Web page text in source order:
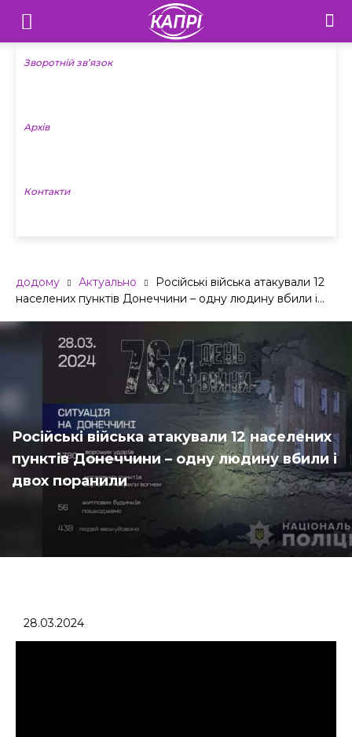
Телебачення
«Капрі»
Новини
Зворотній зв’язок
Архів
Контакти
додому Актуально
Російські війська атакували 12
населених пунктів Донеччини – одну людину вбили і...
Російські війська атакували 12 населених
пунктів Донеччини – одну людину вбили і
двох поранили
28.03.2024